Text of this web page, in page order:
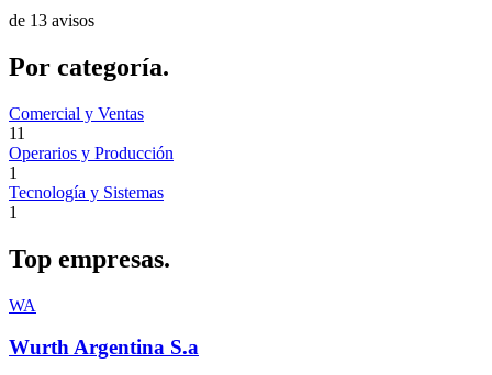
de 13 avisos
Por categoría.
Comercial y Ventas
11
Operarios y Producción
1
Tecnología y Sistemas
1
Top empresas.
WA
Wurth Argentina S.a